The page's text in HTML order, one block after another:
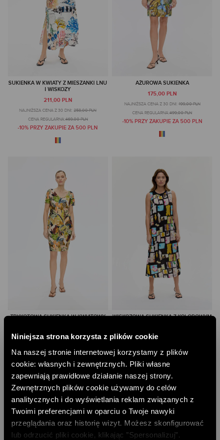
Niniejsza strona korzysta z plików cookie
Na naszej stronie internetowej korzystamy z plików
cookie: własnych i zewnętrznych. Pliki własne
zapewniają prawidłowe działanie naszej strony.
Zewnętrznych plików cookie używamy do celów
analitycznych i do wyświetlania reklam związanych z
Twoimi preferencjami w oparciu o Twoje nawyki
przeglądania oraz historię wizyt. Możesz skonfigurować
lub odrzucić pliki cookie, klikając ”Spersonalizuj”.
SUKIENKA W KWIATY Z MIESZANKI LNU
I WISKOZY
211,00 PLN
NAJNIŻSZA CENA Z 30 DNI: 258,00 PLN
CENA REGULARNA:469,00 PLN
-10% PRZY ZAKUPIE ZA 500 PLN
AŻUROWA SUKIENKA
175,00 PLN
NAJNIŻSZA CENA Z 30 DNI: 199,00 PLN
CENA REGULARNA:499,00 PLN
-10% PRZY ZAKUPIE ZA 500 PLN
TRYKOTOWA SUKIENKA W KWIATOWY
199,00 PLN
CENA REGULARNA:399,00 PLN
-10% PRZY ZAKUPIE ZA 500 PLN
WISKOZOWA SUKIENKA Z KOLOROWYM
157,00 PLN
CENA REGULARNA:449,00 PLN
-10% PRZY ZAKUPIE ZA 500 PLN